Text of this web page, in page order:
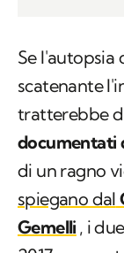
Se l'autopsia
scatenante
tratterebbe
documentati
di un ragno
spiegano dal
Gemelli , i